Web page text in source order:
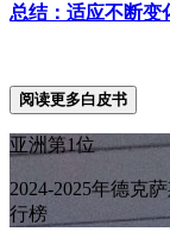
总结：适应不断变
阅读更多白皮书
亚洲第1位
2024-2025年德克
行榜